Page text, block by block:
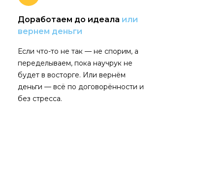
Доработаем до идеала или
вернем деньги
Если что-то не так — не спорим, а
переделываем, пока научрук не
будет в восторге. Или вернём
деньги — всё по договорённости и
без стресса.